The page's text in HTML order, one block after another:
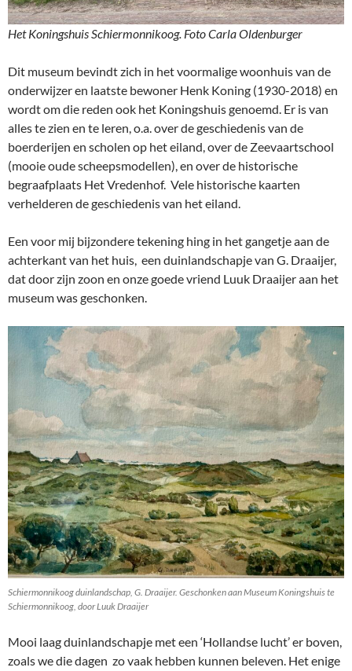
Het Koningshuis Schiermonnikoog. Foto Carla Oldenburger
Dit museum bevindt zich in het voormalige woonhuis van de
onderwijzer en laatste bewoner Henk Koning (1930-2018) en
wordt om die reden ook het Koningshuis genoemd. Er is van
alles te zien en te leren, o.a. over de geschiedenis van de
boerderijen en scholen op het eiland, over de Zeevaartschool
(mooie oude scheepsmodellen), en over de historische
begraafplaats Het Vredenhof. Vele historische kaarten
verhelderen de geschiedenis van het eiland.
Een voor mij bijzondere tekening hing in het gangetje aan de
achterkant van het huis, een duinlandschapje van G. Draaijer,
dat door zijn zoon en onze goede vriend Luuk Draaijer aan het
museum was geschonken.
Schiermonnikoog duinlandschap, G. Draaijer. Geschonken aan Museum Koningshuis te
Schiermonnikoog, door Luuk Draaijer
Mooi laag duinlandschapje met een ‘Hollandse lucht’ er boven,
zoals we die dagen zo vaak hebben kunnen beleven. Het enige